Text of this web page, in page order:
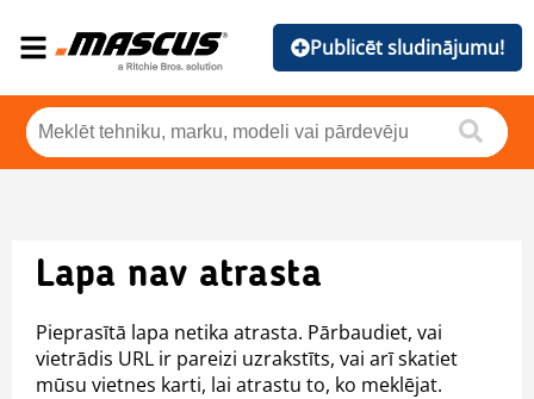
Publicēt sludinājumu!
Lapa nav atrasta
Pieprasītā lapa netika atrasta. Pārbaudiet, vai
vietrādis URL ir pareizi uzrakstīts, vai arī skatiet
mūsu vietnes karti, lai atrastu to, ko meklējat.